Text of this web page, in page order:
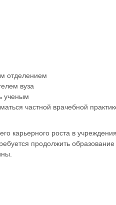
отделением
вуза
ученым
частной врачебной
карьерного роста в
продолжить образование